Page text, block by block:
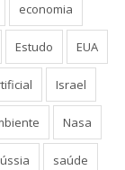
economia
Estudo EUA
Israel
Nasa
saúde